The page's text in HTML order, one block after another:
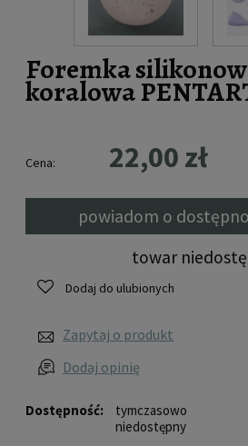
Foremka
koralowa
Dostępność:
tymczasowo
niedostępny
Cena: 22,00 zł
powiadom o
towar
Dodaj do ulubionych
Zapytaj o produkt
Dodaj opinię